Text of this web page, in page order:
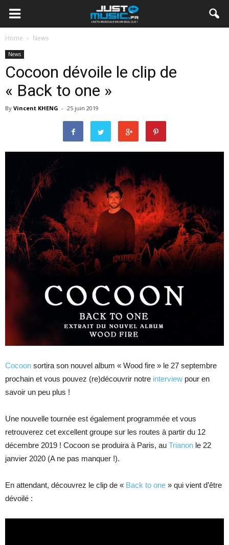
Home News
News
Cocoon dévoile le clip de
« Back to one »
By Vincent KHENG - 25 juin 2019
Cocoon sortira son nouvel album « Wood fire » le 27 septembre
prochain et vous pouvez (re)découvrir notre interview pour en
savoir un peu plus !
Une nouvelle tournée est également programmée et vous
retrouverez cet excellent groupe sur les routes à partir du 12
décembre 2019 ! Cocoon se produira à Paris, au Trianon le 22
janvier 2020 (A ne pas manquer !).
En attendant, découvrez le clip de « Back to one » qui vient d’être
dévoilé :